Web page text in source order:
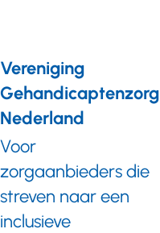
Vereniging
Gehandicaptenzorg
Nederland
Voor
zorgaanbieders die
streven naar een
inclusieve